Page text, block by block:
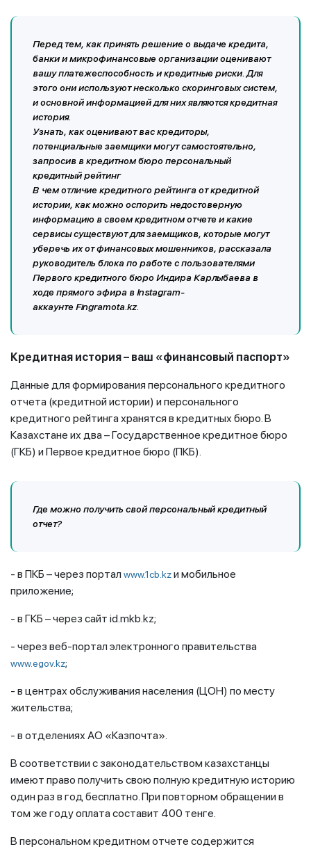
Перед тем, как принять решение о выдаче кредита,
банки и микрофинансовые организации оценивают
вашу платежеспособность и кредитные риски. Для
этого они используют несколько скоринговых систем,
и основной информацией для них являются кредитная
история.
Узнать, как оценивают вас кредиторы,
потенциальные заемщики могут самостоятельно,
запросив в кредитном бюро персональный
кредитный рейтинг
В чем отличие кредитного рейтинга от кредитной
истории, как можно оспорить недостоверную
информацию в своем кредитном отчете и какие
сервисы существуют для заемщиков, которые могут
уберечь их от финансовых мошенников, рассказала
руководитель блока по работе с пользователями
Первого кредитного бюро Индира Карлыбаева в
ходепрямого эфирав Instagram-
аккаунтеFingramota.kz.
Кредитная история – ваш «финансовый паспорт»
Данные для формирования персонального кредитного
отчета (кредитной истории) и персонального
кредитного рейтинга хранятся в кредитных бюро. В
Казахстане их два – Государственное кредитное бюро
(ГКБ) и Первое кредитное бюро (ПКБ).
Где можно получить свой персональный кредитный
отчет?
- в ПКБ – через порталwww.1cb.kzи мобильное
приложение;
- в ГКБ – через сайт id.mkb.kz;
- через веб-портал электронного правительства
www.egov.kz;
- в центрах обслуживания населения (ЦОН) по месту
жительства;
- в отделениях АО «Казпочта».
В соответствии с законодательством казахстанцы
имеют право получить свою полную кредитную историю
один раз в год бесплатно. При повторном обращении в
том же году оплата составит 400 тенге.
В персональном кредитном отчете содержится